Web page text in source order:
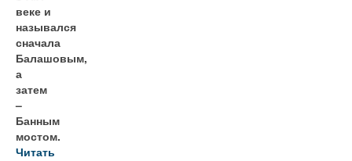
веке и
назывался
сначала
Балашовым,
а
затем
–
Банным
мостом.
Читать